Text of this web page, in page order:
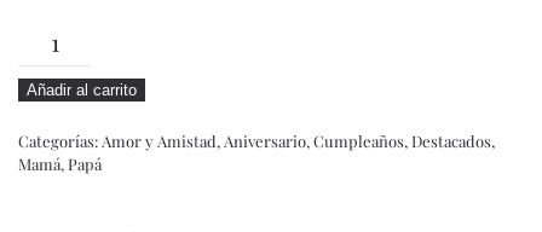
THALIA
cantidad
Añadir al carrito
Categorías: Amor y Amistad, Aniversario, Cumpleaños, Destacados,
Mamá, Papá